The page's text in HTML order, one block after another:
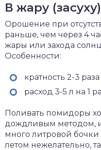
В жару
Орошение при
раньше, чем через 4
жары или захода
Особенности:
кратность 2-3
расход 3-5 л на 1
Поливать помидоры
дождливым методом,
много литровой
летом нежелательно,